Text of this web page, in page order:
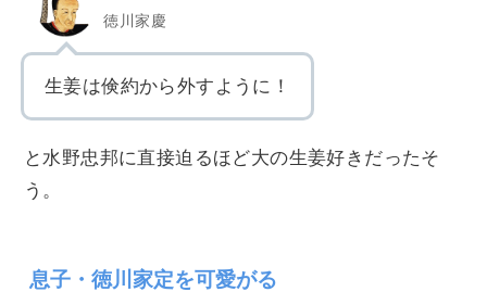
徳川家慶
生姜は倹約から外すように！
と水野忠邦に直接迫るほど大の生姜好きだったそ
う。
息子・徳川家定を可愛がる